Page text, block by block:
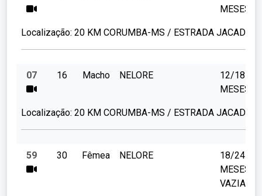
MESES
Localização: 20 KM CORUMBA-MS / ESTRADA JACADIGO
07 16 Macho NELORE
12/18
MESES
Localização: 20 KM CORUMBA-MS / ESTRADA JACADIGO
59 30 Fêmea NELORE
18/24
MESES
VAZIAS